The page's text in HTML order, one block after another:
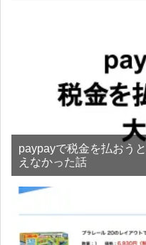
paypayで税金を払おう
えなかった話